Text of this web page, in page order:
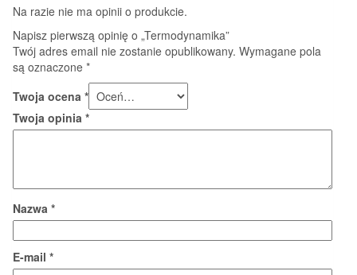
Na razie nie ma opinii o produkcie.
Napisz pierwszą opinię o „Termodynamika”
Twój adres email nie zostanie opublikowany. Wymagane pola
są oznaczone *
Twoja ocena *
Twoja opinia *
Nazwa *
E-mail *